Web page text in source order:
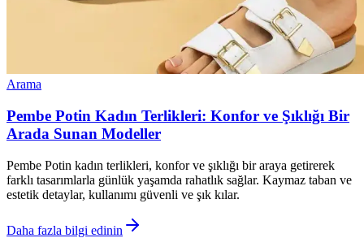
Arama
Pembe Potin Kadın Terlikleri: Konfor ve Şıklığı Bir
Arada Sunan Modeller
Pembe Potin kadın terlikleri, konfor ve şıklığı bir araya getirerek
farklı tasarımlarla günlük yaşamda rahatlık sağlar. Kaymaz taban ve
estetik detaylar, kullanımı güvenli ve şık kılar.
Daha fazla bilgi edinin